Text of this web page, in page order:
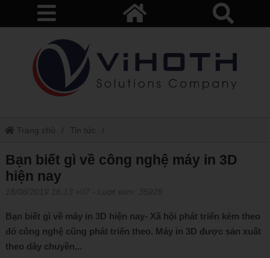
Trang chủ Tin tức
Bạn biết gì về công nghệ máy in 3D hiện nay
Bạn biết gì về công nghệ máy in 3D
hiện nay
Bạn biết gì về máy in 3D hiện nay- Xã hội phát triển kèm theo
đó công nghệ cũng phát triển theo. Máy in 3D được sản xuất
theo dây chuyền...